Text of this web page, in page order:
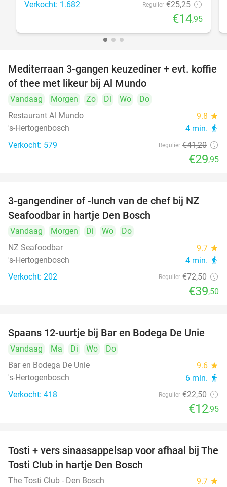
Verkocht: 1.682 Regulier €25,25
€14,95
27%
Mediterraan 3-gangen keuzediner + evt. koffie
of thee met likeur bij Al Mundo
Vandaag Morgen Zo Di Wo
Do
Restaurant Al Mundo
9.8 star
's-Hertogenbosch 4 min. directions_walk
Verkocht: 579 Regulier €41,20
€29,95
46%
3-gangendiner of -lunch van de chef bij NZ
Seafoodbar in hartje Den Bosch
Vandaag Morgen Di Wo
Do
NZ Seafoodbar
9.7 star
's-Hertogenbosch 4 min. directions_walk
Verkocht: 202 Regulier €72,50
€39,50
42%
Spaans 12-uurtje bij Bar en Bodega De Unie
Vandaag Ma Di Wo
Do
Bar en Bodega De Unie
9.6 star
's-Hertogenbosch 6 min. directions_walk
Verkocht: 418 Regulier €22,50
€12,95
49%
Tosti + vers sinaasappelsap voor afhaal bij The
Tosti Club in hartje Den Bosch
The Tosti Club - Den Bosch 9.7 star